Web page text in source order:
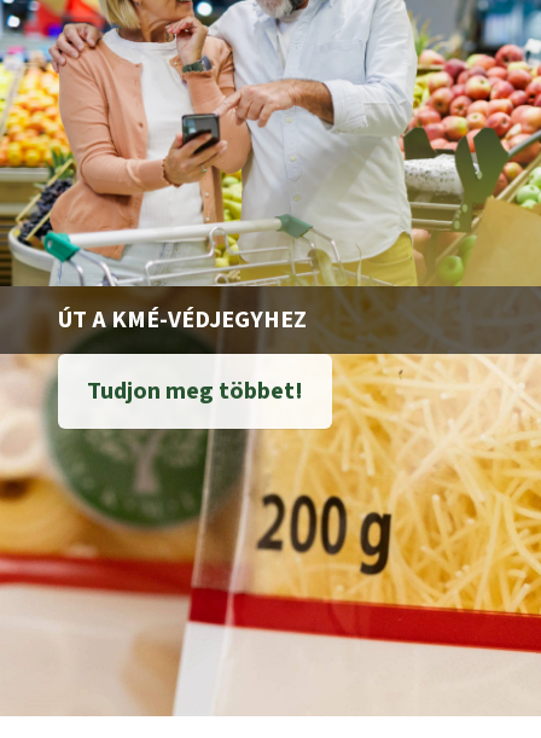
ÚT A KMÉ-VÉDJEGYHEZ
Tudjon meg többet!